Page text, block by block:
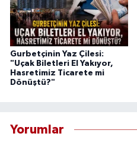
Gurbetçinin Yaz Çilesi:
"Uçak Biletleri El Yakıyor,
Hasretimiz Ticarete mi
Dönüştü?"
Yorumlar